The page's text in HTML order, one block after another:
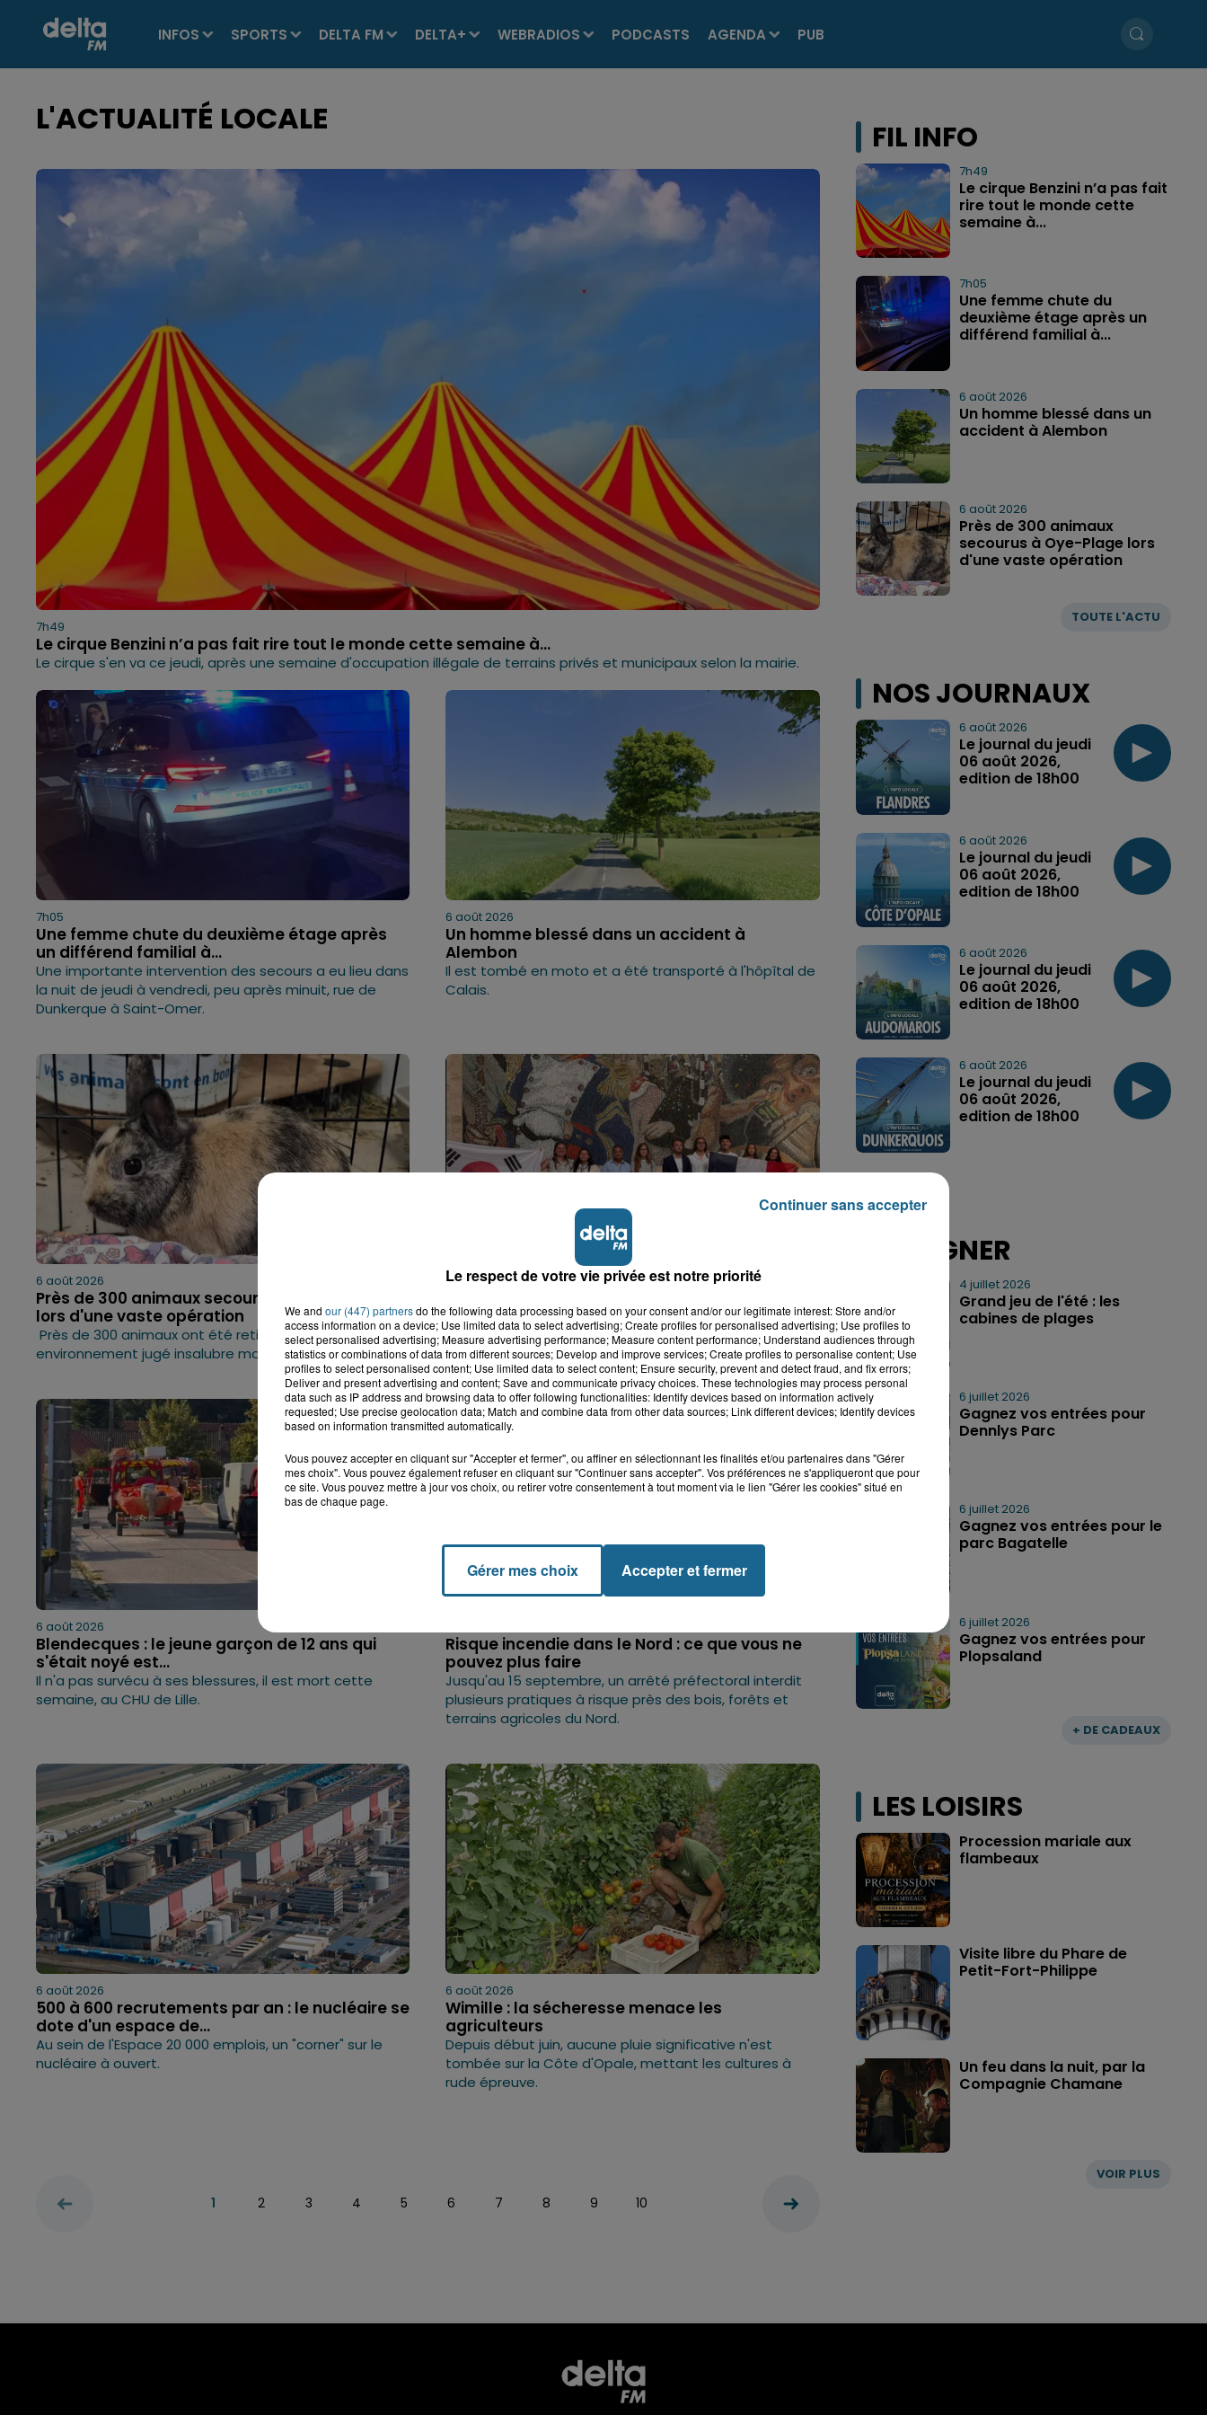
INFOS SPORTS DELTA FM DELTA+ WEBRADIOS PODCASTS AGENDA PUB
L'ACTUALITÉ LOCALE
7h49
Le cirque Benzini n’a pas fait rire tout le monde cette semaine à...
Le cirque s'en va ce jeudi, après une semaine d'occupation illégale de terrains privés et municipaux selon la mairie.
7h05
Une femme chute du deuxième étage après
un différend familial à...
Une importante intervention des secours a eu lieu dans
la nuit de jeudi à vendredi, peu après minuit, rue de
Dunkerque à Saint-Omer.
6 août 2026
Un homme blessé dans un accident à
Alembon
Il est tombé en moto et a été transporté à l'hôpîtal de
Calais.
6 août 2026
Près de 300 animaux secourus à Oye-Plage
lors d'une vaste opération
Près de 300 animaux ont été retirés d'un
environnement jugé insalubre mardi à Oye-Plage.
6 août 2026
pour rencontrer...
Une aventure unique, avec une destination dont
beaucoup de jeunes de leur âge rêvent.
6 août 2026
Blendecques : le jeune garçon de 12 ans qui
s'était noyé est...
Il n'a pas survécu à ses blessures, il est mort cette
semaine, au CHU de Lille.
Risque incendie dans le Nord : ce que vous ne
pouvez plus faire
Jusqu'au 15 septembre, un arrêté préfectoral interdit
plusieurs pratiques à risque près des bois, forêts et
terrains agricoles du Nord.
6 août 2026
500 à 600 recrutements par an : le nucléaire se
dote d'un espace de...
Au sein de l'Espace 20 000 emplois, un "corner" sur le
nucléaire à ouvert.
6 août 2026
Wimille : la sécheresse menace les
agriculteurs
Depuis début juin, aucune pluie significative n'est
tombée sur la Côte d'Opale, mettant les cultures à
rude épreuve.
1 2 3 4 5 6 7 8 9 10
FIL INFO
TOUTE L'ACTU
7h49
Le cirque Benzini n’a pas fait
rire tout le monde cette
semaine à...
7h05
Une femme chute du
deuxième étage après un
différend familial à...
6 août 2026
Un homme blessé dans un
accident à Alembon
6 août 2026
Près de 300 animaux
secourus à Oye-Plage lors
d'une vaste opération
NOS JOURNAUX
6 août 2026
Le journal du jeudi
06 août 2026,
edition de 18h00
6 août 2026
Le journal du jeudi
06 août 2026,
edition de 18h00
6 août 2026
Le journal du jeudi
06 août 2026,
edition de 18h00
6 août 2026
Le journal du jeudi
06 août 2026,
edition de 18h00
A GAGNER
+ DE CADEAUX
4 juillet 2026
Grand jeu de l'été : les
cabines de plages
6 juillet 2026
Gagnez vos entrées pour
Dennlys Parc
6 juillet 2026
Gagnez vos entrées pour le
parc Bagatelle
6 juillet 2026
Gagnez vos entrées pour
Plopsaland
LES LOISIRS
VOIR PLUS
Procession mariale aux
flambeaux
Visite libre du Phare de
Petit-Fort-Philippe
Un feu dans la nuit, par la
Compagnie Chamane
Le respect de votre vie privée est notre priorité
We and our (447) partnersdo the following data processing based on your consent and/or our legitimate interest: Store and/or
access information on a device; Use limited data to select advertising; Create profiles for personalised advertising; Use profiles to
select personalised advertising; Measure advertising performance; Measure content performance; Understand audiences through
statistics or combinations of data from different sources; Develop and improve services; Create profiles to personalise content; Use
profiles to select personalised content; Use limited data to select content; Ensure security, prevent and detect fraud, and fix errors;
Deliver and present advertising and content; Save and communicate privacy choices. These technologies may process personal
data such as IP address and browsing data to offer following functionalities: Identify devices based on information actively
requested; Use precise geolocation data; Match and combine data from other data sources; Link different devices; Identify devices
based on information transmitted automatically.
Vous pouvez accepter en cliquant sur "Accepter et fermer", ou affiner en sélectionnant les finalités et/ou partenaires dans "Gérer
mes choix". Vous pouvez également refuser en cliquant sur "Continuer sans accepter". Vos préférences ne s'appliqueront que pour
ce site. Vous pouvez mettre à jour vos choix, ou retirer votre consentement à tout moment via le lien "Gérer les cookies" situé en
bas de chaque page.
Gérer mes choix Accepter et fermer
Continuer sans accepter